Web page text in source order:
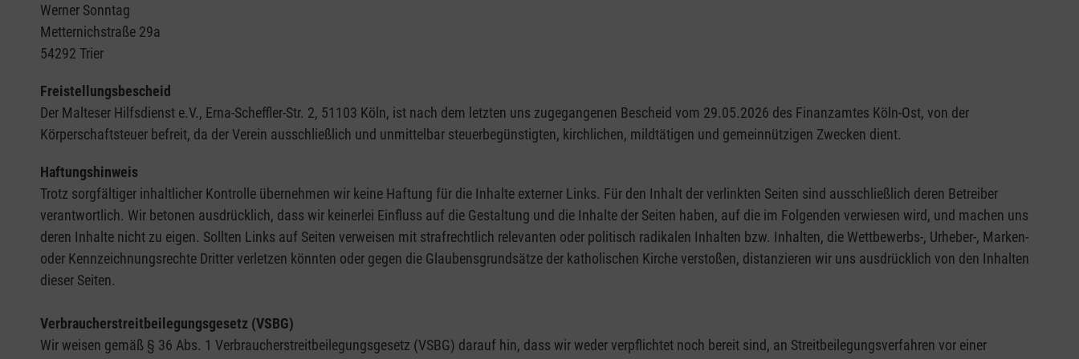
Werner Sonntag
Metternichstraße 29a
54292 Trier
Freistellungsbescheid
Der Malteser Hilfsdienst e.V., Erna-Scheffler-Str. 2, 51103 Köln, ist nach dem letzten uns zugegangenen Bescheid vom 29.05.2026 des Finanzamtes Köln-Ost, von der
Körperschaftsteuer befreit, da der Verein ausschließlich und unmittelbar steuerbegünstigten, kirchlichen, mildtätigen und gemeinnützigen Zwecken dient.
Haftungshinweis
Trotz sorgfältiger inhaltlicher Kontrolle übernehmen wir keine Haftung für die Inhalte externer Links. Für den Inhalt der verlinkten Seiten sind ausschließlich deren Betreiber
verantwortlich. Wir betonen ausdrücklich, dass wir keinerlei Einfluss auf die Gestaltung und die Inhalte der Seiten haben, auf die im Folgenden verwiesen wird, und machen uns
deren Inhalte nicht zu eigen. Sollten Links auf Seiten verweisen mit strafrechtlich relevanten oder politisch radikalen Inhalten bzw. Inhalten, die Wettbewerbs-, Urheber-, Marken-
oder Kennzeichnungsrechte Dritter verletzen könnten oder gegen die Glaubensgrundsätze der katholischen Kirche verstoßen, distanzieren wir uns ausdrücklich von den Inhalten
dieser Seiten.
Verbraucherstreitbeilegungsgesetz (VSBG)
Wir weisen gemäß § 36 Abs. 1 Verbraucherstreitbeilegungsgesetz (VSBG) darauf hin, dass wir weder verpflichtet noch bereit sind, an Streitbeilegungsverfahren vor einer